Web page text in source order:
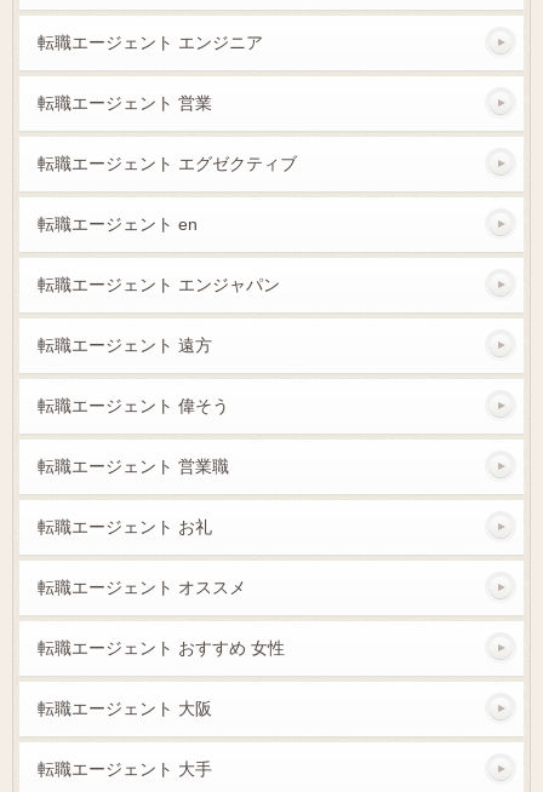
転職エージェント エンジニア
転職エージェント 営業
転職エージェント エグゼクティブ
転職エージェント en
転職エージェント エンジャパン
転職エージェント 遠方
転職エージェント 偉そう
転職エージェント 営業職
転職エージェント お礼
転職エージェント オススメ
転職エージェント おすすめ 女性
転職エージェント 大阪
転職エージェント 大手